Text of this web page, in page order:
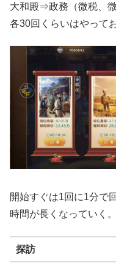
大和殿⇒政務（微税、
各30回くらいはやって
開始すぐは1回に1分で
時間が長くなっていく。
探訪